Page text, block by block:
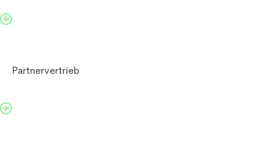
Partnervertrieb